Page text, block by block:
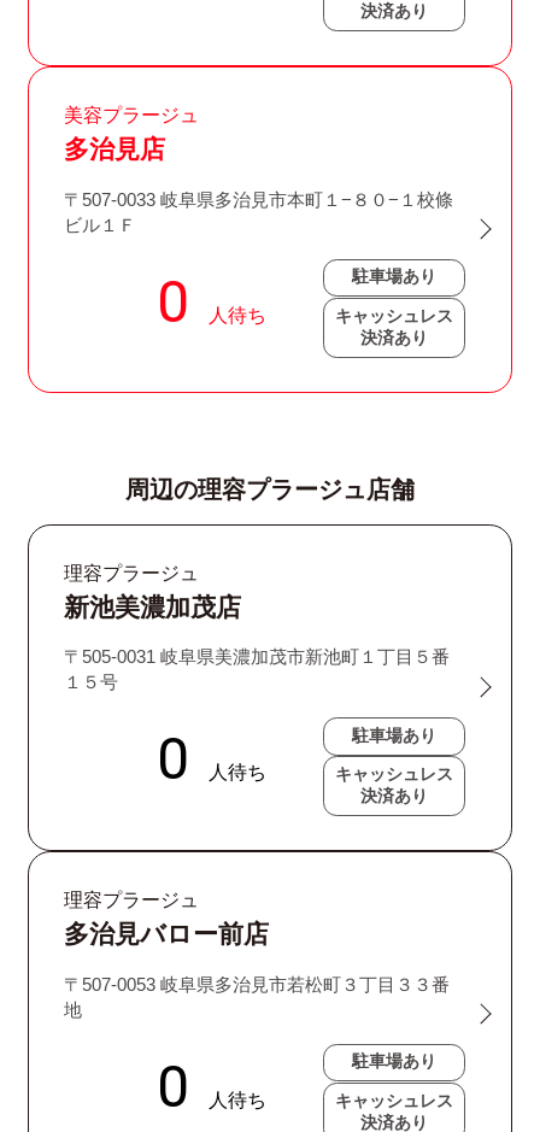
決済あり
美容プラージュ
多治見店
〒507-0033 岐阜県多治見市本町１−８０−１校條
ビル１Ｆ
駐車場あり
キャッシュレス
決済あり
周辺の理容プラージュ店舗
理容プラージュ
新池美濃加茂店
〒505-0031 岐阜県美濃加茂市新池町１丁目５番
１５号
駐車場あり
キャッシュレス
決済あり
理容プラージュ
多治見バロー前店
〒507-0053 岐阜県多治見市若松町３丁目３３番
地
駐車場あり
キャッシュレス
決済あり